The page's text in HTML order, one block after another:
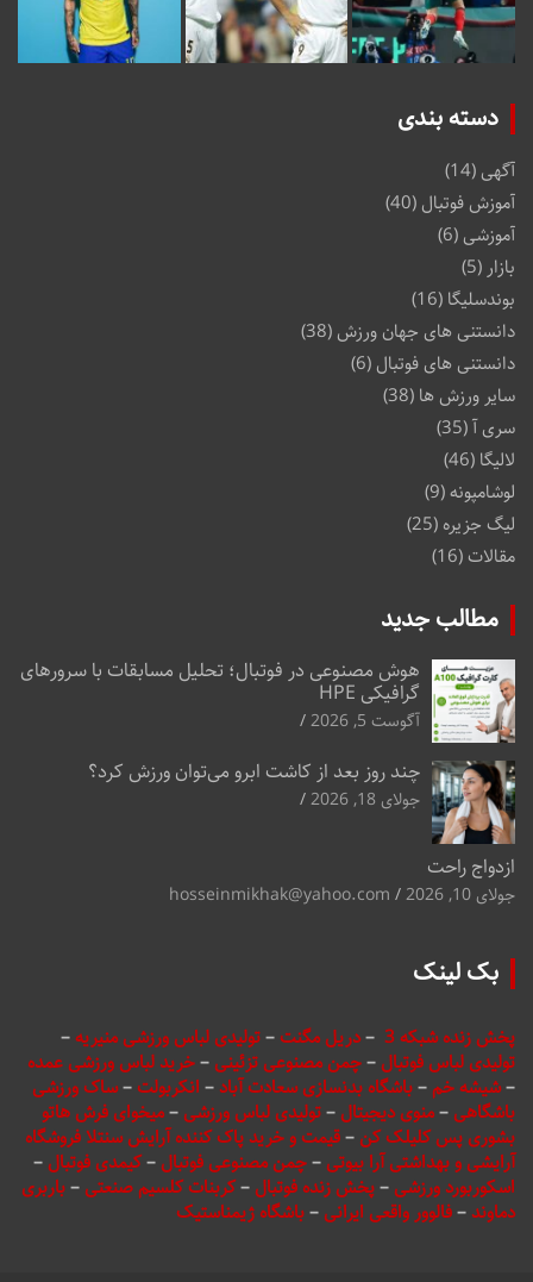
دسته بندی
آگهی(14)
آموزش فوتبال (40)
آموزشی(6)
بازار (5)
بوندسلیگا (16)
دانستنی های جهان ورزش(38)
دانستنی های فوتبال (6)
سایر ورزش ها (38)
سری آ(35)
لالیگا (46)
لوشامپونه(9)
لیگ جزیره (25)
مقالات(16)
مطالب جدید
هوش مصنوعی در فوتبال؛ تحلیل مسابقات با سرورهای
گرافیکی HPE
آگوست 5, 2026
چند روز بعد از کاشت ابرو می‌توان ورزش کرد؟
جولای 18, 2026
ازدواج راحت
جولای 10, 2026 hosseinmikhak@yahoo.com
بک لینک
پخش زنده شبکه 3 –دریل مگنت–تولیدی لباس ورزشی منیریه–
تولیدی لباس فوتبال –چمن مصنوعی تزئینی –خرید لباس ورزشی عمده
–شیشه خم–باشگاه بدنسازی سعادت آباد – انکربولت–ساک ورزشی
باشگاهی –منوی دیجیتال –تولیدی لباس ورزشی –میخوای فرش هاتو
بشوری پس کلیلک کن –قیمت و خرید پاک کننده آرایش سنتلا فروشگاه
آرایشی و بهداشتی آرا بیوتی –چمن مصنوعی فوتبال –کیمدی فوتبال –
اسکوربورد ورزشی –پخش زنده فوتبال –کربنات کلسیم صنعتی –باربری
دماوند–فالوور واقعی ایرانی –باشگاه ژیمناستیک